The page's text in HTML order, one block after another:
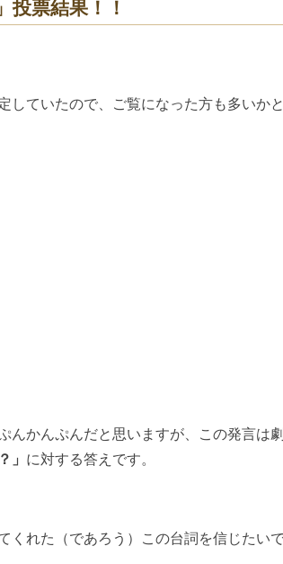
投票結果！！
ていたので、ご覧になった方も多いかと
んかんぷんだと思いますが、この発言は
」 に対する答えです。
くれた（であろう）この台詞を信じたいで